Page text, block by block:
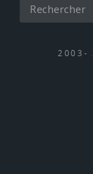
2003-